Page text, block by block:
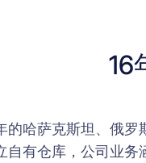
16
的哈萨克斯坦、俄
自有仓库，公司业